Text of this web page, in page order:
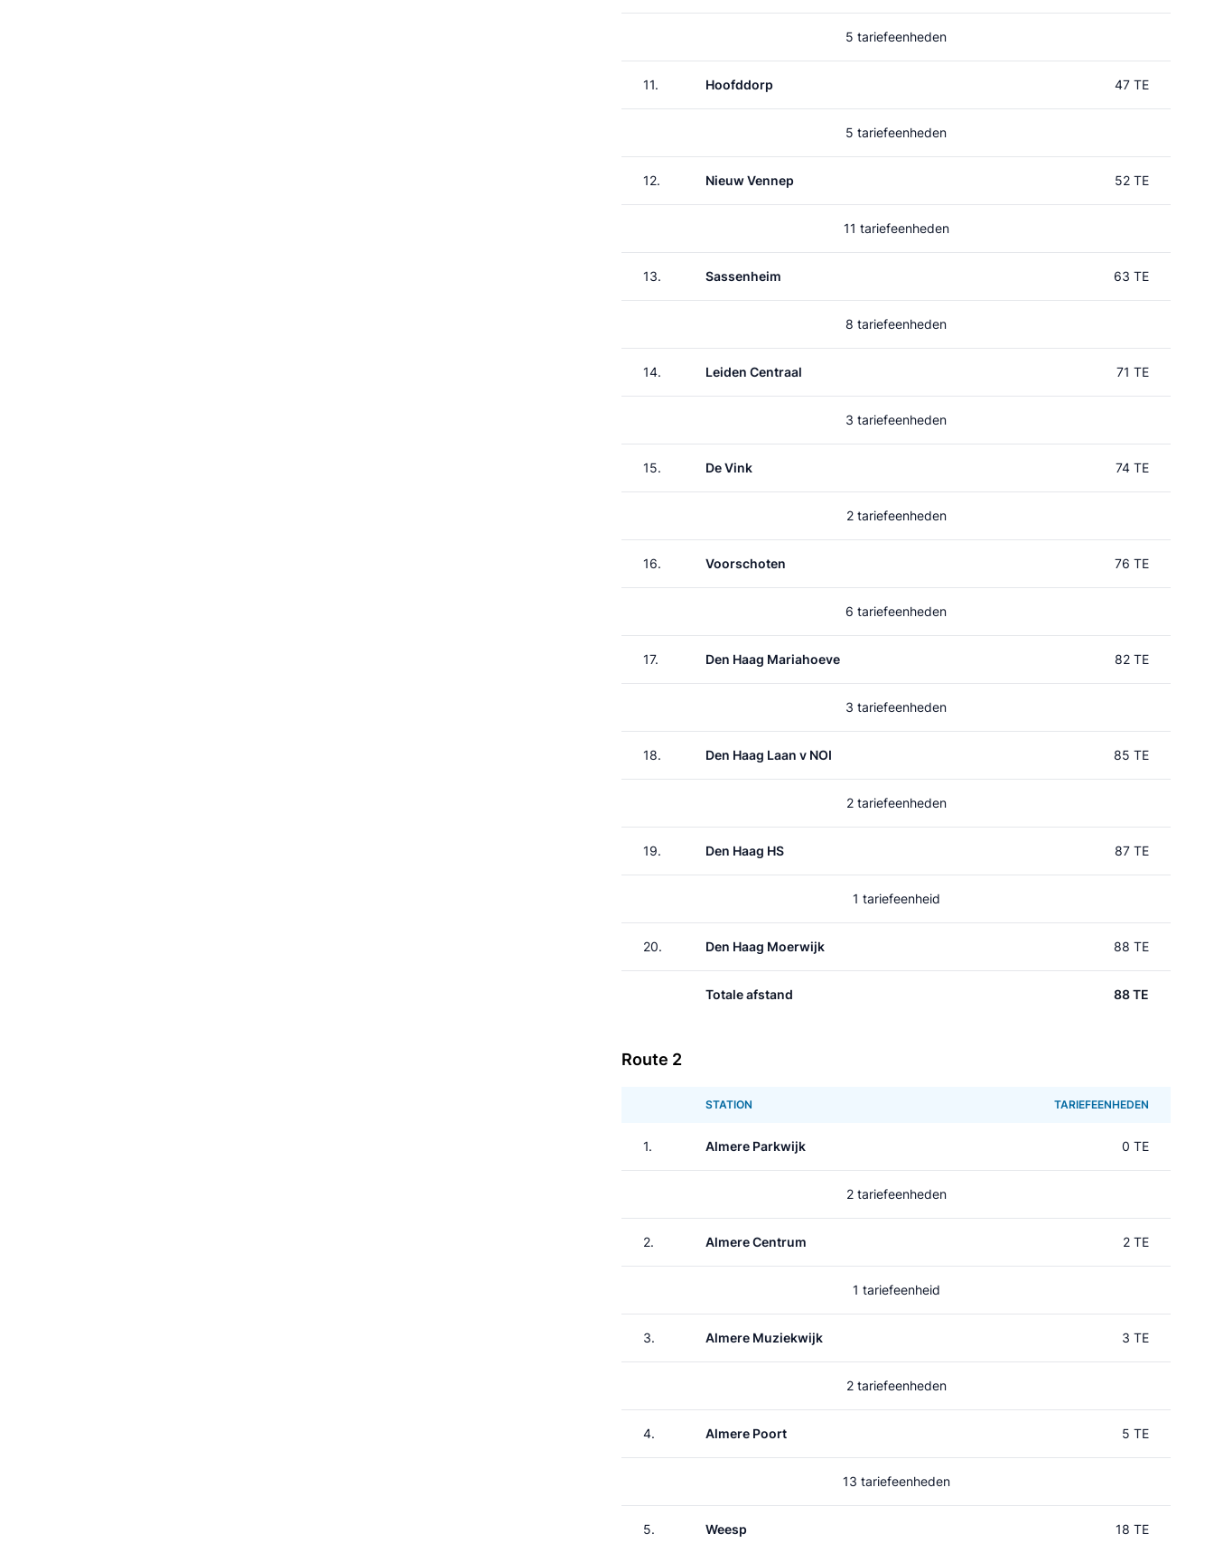
5 tariefeenheden
11. Hoofddorp 47 TE
5 tariefeenheden
12. Nieuw Vennep 52 TE
11 tariefeenheden
13. Sassenheim 63 TE
8 tariefeenheden
14. Leiden Centraal 71 TE
3 tariefeenheden
15. De Vink 74 TE
2 tariefeenheden
16. Voorschoten 76 TE
6 tariefeenheden
17. Den Haag Mariahoeve 82 TE
3 tariefeenheden
18. Den Haag Laan v NOI 85 TE
2 tariefeenheden
19. Den Haag HS 87 TE
1 tariefeenheid
20. Den Haag Moerwijk 88 TE
Totale afstand 88 TE
Route 2
STATION TARIEFEENHEDEN
1. Almere Parkwijk 0 TE
2 tariefeenheden
2. Almere Centrum 2 TE
1 tariefeenheid
3. Almere Muziekwijk 3 TE
2 tariefeenheden
4. Almere Poort 5 TE
13 tariefeenheden
5. Weesp 18 TE